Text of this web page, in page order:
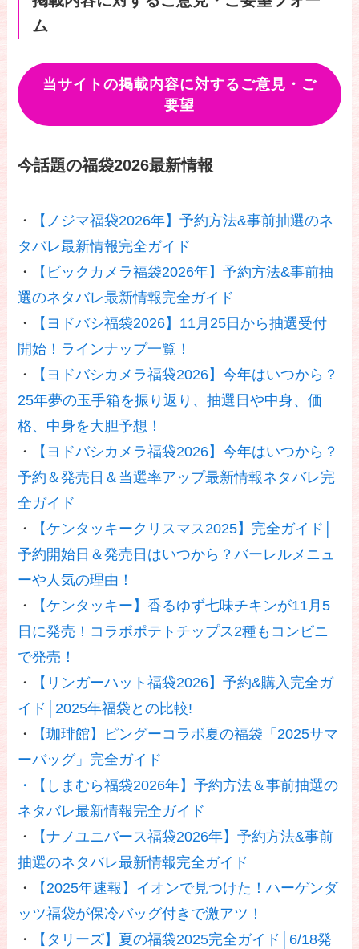
ム
当サイトの掲載内容に対するご意見・ご
要望
今話題の福袋2026最新情報
・
【ノジマ福袋2026年】予約方法&事前抽選のネ
タバレ最新情報完全ガイド
・
【ビックカメラ福袋2026年】予約方法&事前抽
選のネタバレ最新情報完全ガイド
・
【ヨドバシ福袋2026】11月25日から抽選受付
開始！ラインナップ一覧！
・
【ヨドバシカメラ福袋2026】今年はいつから？
25年夢の玉手箱を振り返り、抽選日や中身、価
格、中身を大胆予想！
・
【ヨドバシカメラ福袋2026】今年はいつから？
予約＆発売日＆当選率アップ最新情報ネタバレ完
全ガイド
・
【ケンタッキークリスマス2025】完全ガイド│
予約開始日＆発売日はいつから？バーレルメニュ
ーや人気の理由！
・
【ケンタッキー】香るゆず七味チキンが11月5
日に発売！コラボポテトチップス2種もコンビニ
で発売！
・
【リンガーハット福袋2026】予約&購入完全ガ
イド│2025年福袋との比較!
・
【珈琲館】ピングーコラボ夏の福袋「2025サマ
ーバッグ」完全ガイド
・
【しまむら福袋2026年】予約方法＆事前抽選の
ネタバレ最新情報完全ガイド
・
【ナノユニバース福袋2026年】予約方法&事前
抽選のネタバレ最新情報完全ガイド
・
【2025年速報】イオンで見つけた！ハーゲンダ
ッツ福袋が保冷バッグ付きで激アツ！
・
【タリーズ】夏の福袋2025完全ガイド│6/18発